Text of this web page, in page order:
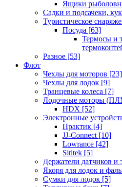
Ящики
Садки и подсачеки,
Туристическое
Посуда [63]
Термосы и
Разное [53]
Флот
Чехлы для моторов [23]
Чехлы для лодок [9]
Транцевые колеса [7]
Лодочные моторы
HDX [52]
Электронные
Практик [4]
JJ-Connect [10]
Lowrance [42]
Sititek [5]
Держатели датчиков и
Якоря для лодок и
Сумки для лодок [5]